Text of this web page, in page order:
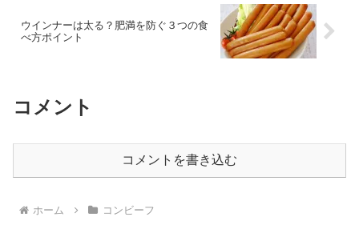
ウインナーは太る？肥満を防ぐ３つの食
べ方ポイント
コメント
コメントを書き込む
ホーム コンビーフ